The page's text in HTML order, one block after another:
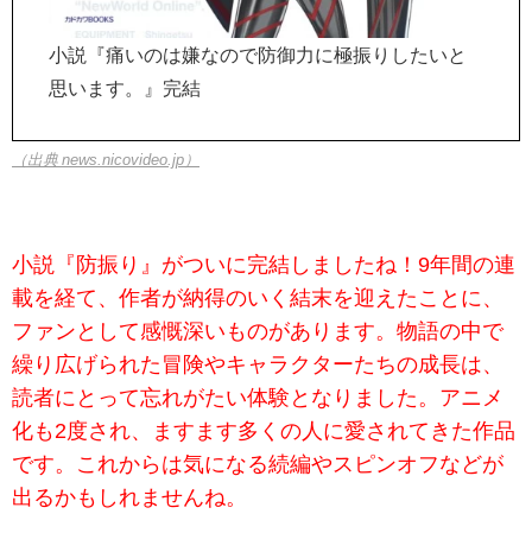
小説『痛いのは嫌なので防御力に極振りしたいと
思います。』完結
（出典 news.nicovideo.jp）
小説『防振り』がついに完結しましたね！9年間の連
載を経て、作者が納得のいく結末を迎えたことに、
ファンとして感慨深いものがあります。物語の中で
繰り広げられた冒険やキャラクターたちの成長は、
読者にとって忘れがたい体験となりました。アニメ
化も2度され、ますます多くの人に愛されてきた作品
です。これからは気になる続編やスピンオフなどが
出るかもしれませんね。